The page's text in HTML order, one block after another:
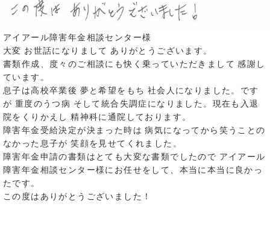
アイアール障害年金相談センター様
大変 お世話になりまして ありがとうございます。
書類作成、度々のご相談にも快く乗っていただきまして 感謝し
ています。
息子は高校卒業後 夢と希望をもち 社会人になりました。です
が 重度のうつ病 そして統合失調症になりました。現在も入退
院をくりかえし 精神科に通院しております。
障害年金受給決定が決まった時は 病気になってから笑うことの
なかった息子が 笑顔を見せてくれました。
障害年金申請の書類はとても大変な書類でしたので アイアール
障害年金相談センター様にお任せをして、本当に本当に良かっ
たです。
この度はありがとうございました！